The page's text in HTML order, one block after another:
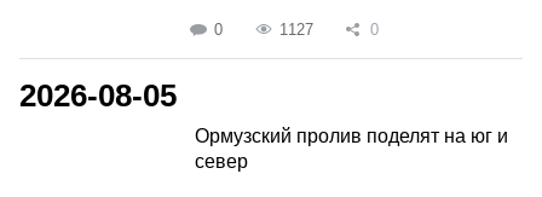
0 1127 0
2026-08-05
Ормузский пролив поделят на юг и
север